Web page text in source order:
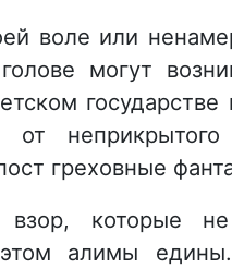
воле или
могут
от неприкрытого
греховные
которые
алимы